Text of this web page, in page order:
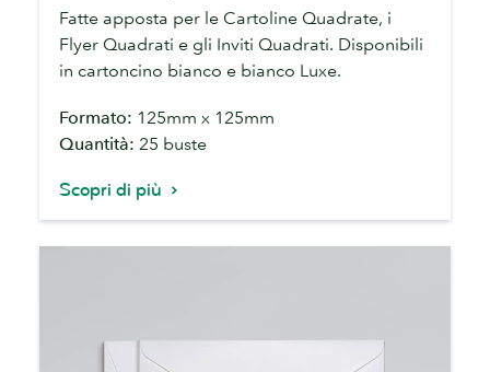
Fatte apposta per le Cartoline Quadrate, i
Flyer Quadrati e gli Inviti Quadrati. Disponibili
in cartoncino bianco e bianco Luxe.
Formato: 125mm x 125mm
Quantità: 25 buste
Scopri di più